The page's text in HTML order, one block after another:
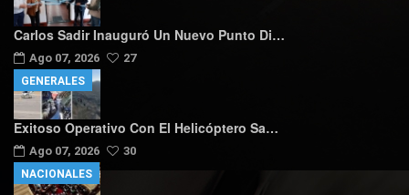
Carlos Sadir Inauguró Un Nuevo Punto Di…
Ago 07, 2026 27
Exitoso Operativo Con El Helicóptero Sa…
Ago 07, 2026 30
GENERALES
NACIONALES